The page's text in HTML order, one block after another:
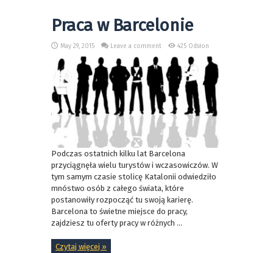
Praca w Barcelonie
May 29, 2015 Leave a comment 425 Odsłon
Podczas ostatnich kilku lat Barcelona
przyciągnęła wielu turystów i wczasowiczów. W
tym samym czasie stolicę Katalonii odwiedziło
mnóstwo osób z całego świata, które
postanowiły rozpocząć tu swoją karierę.
Barcelona to świetne miejsce do pracy,
zajdziesz tu oferty pracy w różnych ...
Czytaj więcej »